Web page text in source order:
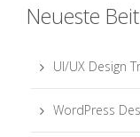
Neueste
UI/UX Design
WordPress